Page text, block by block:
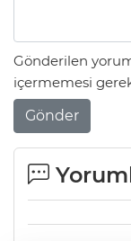
Gönderilen
içermemesi
Gönder